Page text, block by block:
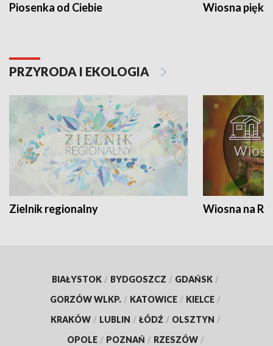
Piosenka od Ciebie Wiosna
PRZYRODA I EKOLOGIA
Zielnik regionalny Wiosna na
BIAŁYSTOK / BYDGOSZCZ / GDAŃSK /
GORZÓW WLKP. / KATOWICE / KIELCE /
KRAKÓW / LUBLIN / ŁÓDŹ / OLSZTYN /
OPOLE / POZNAŃ / RZESZÓW /